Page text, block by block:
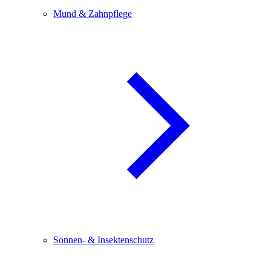
Mund & Zahnpflege
Sonnen- & Insektenschutz